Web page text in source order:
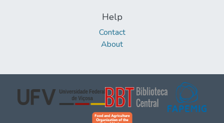
Help
Contact
About